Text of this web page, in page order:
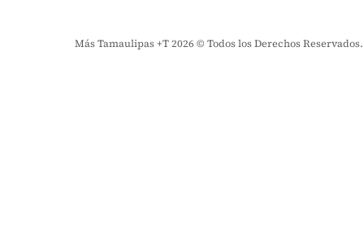
Más Tamaulipas +T 2026 © Todos los Derechos